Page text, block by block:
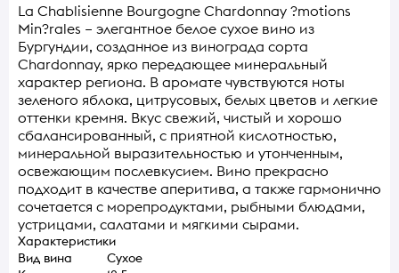
La Chablisienne Bourgogne Chardonnay ?motions
Min?rales – элегантное белое сухое вино из
Бургундии, созданное из винограда сорта
Chardonnay, ярко передающее минеральный
характер региона. В аромате чувствуются ноты
зеленого яблока, цитрусовых, белых цветов и легкие
оттенки кремня. Вкус свежий, чистый и хорошо
сбалансированный, с приятной кислотностью,
минеральной выразительностью и утонченным,
освежающим послевкусием. Вино прекрасно
подходит в качестве аперитива, а также гармонично
сочетается с морепродуктами, рыбными блюдами,
устрицами, салатами и мягкими сырами.
Характеристики
Вид вина
Сухое